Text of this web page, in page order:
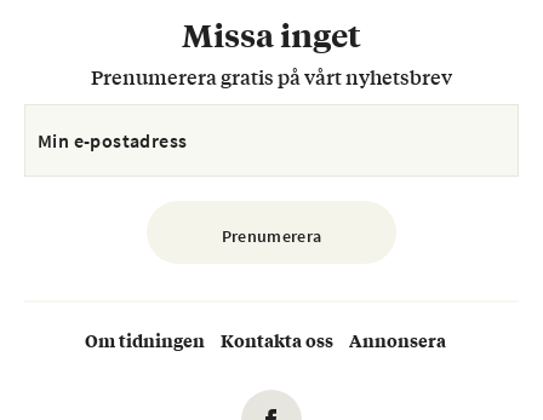
Missa inget
Prenumerera gratis på vårt nyhetsbrev
Om tidningen Kontakta oss Annonsera